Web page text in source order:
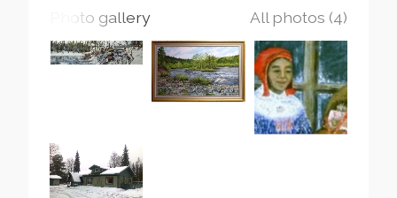
Photo gallery All photos (4)